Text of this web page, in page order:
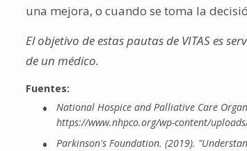
una mejora, o cuando se toma la
El objetivo de estas pautas de VITAS es
de un médico.
Fuentes:
National Hospice and Palliative Care
https://www.nhpco.org/wp-content/
Parkinson's Foundation. (2019).